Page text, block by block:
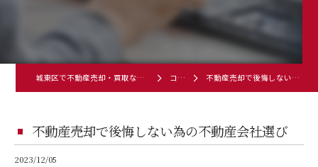
城東区で不動産売却・買取ならぜひご相談ください コラム 不動産売却で後悔しない為の不動産会社選び
不動産売却で後悔しない為の不動産会社選び
2023/12/05